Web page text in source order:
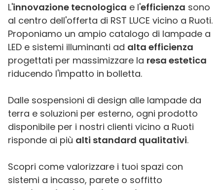
L'innovazione tecnologica e l'efficienza sono
al centro dell'offerta di RST LUCE vicino a Ruoti.
Proponiamo un ampio catalogo di lampade a
LED e sistemi illuminanti ad alta efficienza
progettati per massimizzare la resa estetica
riducendo l'impatto in bolletta.
Dalle sospensioni di design alle lampade da
terra e soluzioni per esterno, ogni prodotto
disponibile per i nostri clienti vicino a Ruoti
risponde ai più alti standard qualitativi.
Scopri come valorizzare i tuoi spazi con
sistemi a incasso, parete o soffitto